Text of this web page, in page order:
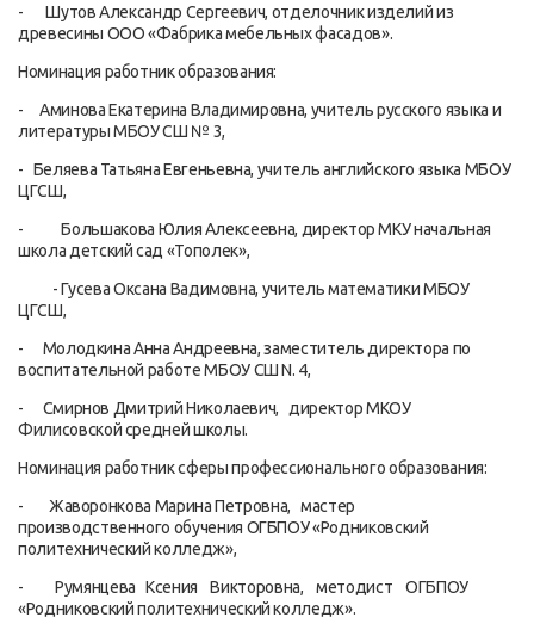
- Шутов Александр Сергеевич, отделочник изделий из
древесины ООО «Фабрика мебельных фасадов».
Номинация работник образования:
- Аминова Екатерина Владимировна, учитель русского языка и
литературы МБОУ СШ № 3,
- Беляева Татьяна Евгеньевна, учитель английского языка МБОУ
ЦГСШ,
- Большакова Юлия Алексеевна, директор MКУ начальная
школа детский сад «Тополек»,
- Гусева Оксана Вадимовна, учитель математики МБОУ
ЦГСШ,
- Молодкина Анна Андреевна, заместитель директора по
воспитательной работе МБОУ СШ N. 4,
- Смирнов Дмитрий Николаевич, директор MКОУ
Филисовской средней школы.
Номинация работник сферы профессионального образования:
- Жаворонкова Марина Петровна, мастер
производственного обучения ОГБПОУ «Родниковский
политехнический колледж»,
- Румянцева Ксения Викторовна, методист ОГБПОУ
«Родниковский политехнический колледж».